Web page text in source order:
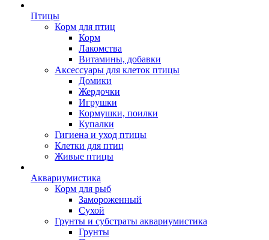
Птицы
Корм для птиц
Корм
Лакомства
Витамины, добавки
Аксессуары для клеток птицы
Домики
Жердочки
Игрушки
Кормушки, поилки
Купалки
Гигиена и уход птицы
Клетки для птиц
Живые птицы
Аквариумистика
Корм для рыб
Замороженный
Сухой
Грунты и субстраты аквариумистика
Грунты